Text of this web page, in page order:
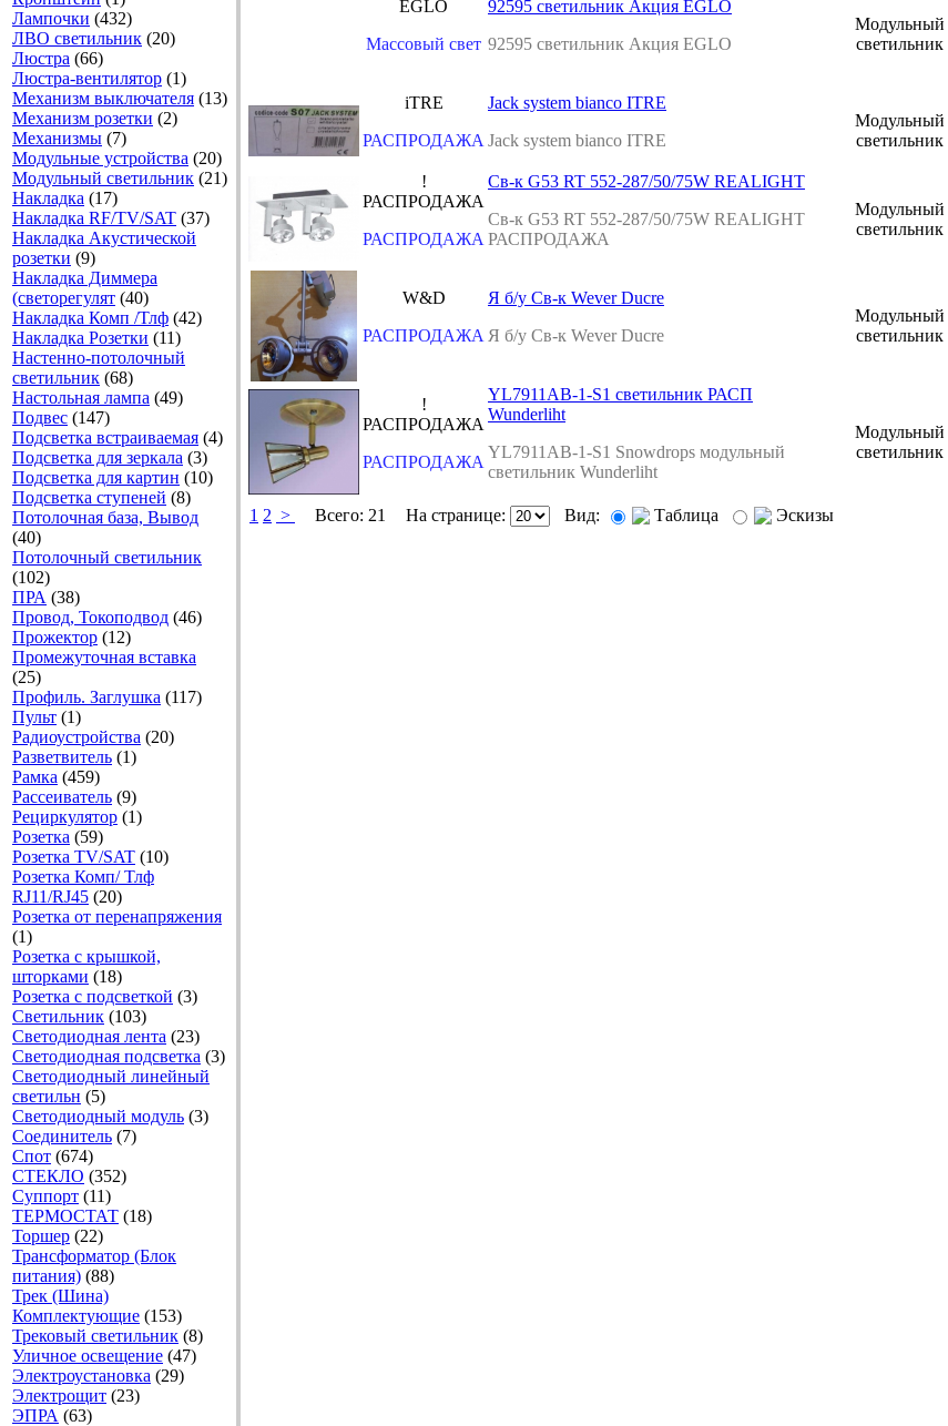
Лампочки (432)
ЛВО светильник (20)
Люстра (66)
Люстра-вентилятор (1)
Механизм выключателя (13)
Механизм розетки (2)
Механизмы (7)
Модульные устройства (20)
Модульный светильник (21)
Накладка (17)
Накладка RF/TV/SAT (37)
Накладка Акустической
розетки (9)
Накладка Диммера
(светорегулят (40)
Накладка Комп /Тлф (42)
Накладка Розетки (11)
Настенно-потолочный
светильник (68)
Настольная лампа (49)
Подвес (147)
Подсветка встраиваемая (4)
Подсветка для зеркала (3)
Подсветка для картин (10)
Подсветка ступеней (8)
Потолочная база, Вывод
(40)
Потолочный светильник
(102)
ПРА (38)
Провод, Токоподвод (46)
Прожектор (12)
Промежуточная вставка
(25)
Профиль. Заглушка (117)
Пульт (1)
Радиоустройства (20)
Разветвитель (1)
Рамка (459)
Рассеиватель (9)
Рециркулятор (1)
Розетка (59)
Розетка TV/SAT (10)
Розетка Комп/ Тлф
RJ11/RJ45 (20)
Розетка от перенапряжения
(1)
Розетка с крышкой,
шторками (18)
Розетка с подсветкой (3)
Светильник (103)
Светодиодная лента (23)
Светодиодная подсветка (3)
Светодиодный линейный
светильн (5)
Светодиодный модуль (3)
Соединитель (7)
Спот (674)
СТЕКЛО (352)
Суппорт (11)
ТЕРМОСТАТ (18)
Торшер (22)
Трансформатор (Блок
питания) (88)
Трек (Шина)
Комплектующие (153)
Трековый светильник (8)
Уличное освещение (47)
Электроустановка (29)
Электрощит (23)
ЭПРА (63)
EGLO
Массовый свет
92595 светильник Акция EGLO
92595 светильник Акция EGLO
Модульный
светильник
iTRE
РАСПРОДАЖА
Jack system bianco ITRE
Jack system bianco ITRE
Модульный
светильник
!
РАСПРОДАЖА
РАСПРОДАЖА
Св-к G53 RT 552-287/50/75W REALIGHT
Св-к G53 RT 552-287/50/75W REALIGHT
РАСПРОДАЖА
Модульный
светильник
W&D
РАСПРОДАЖА
Я б/у Св-к Wever Ducre
Я б/у Св-к Wever Ducre
Модульный
светильник
!
РАСПРОДАЖА
РАСПРОДАЖА
YL7911AB-1-S1 светильник РАСП
Wunderliht
YL7911AB-1-S1 Snowdrops модульный
светильник Wunderliht
Модульный
светильник
1 2 > Всего: 21 На странице: Вид: Таблица
Эскизы